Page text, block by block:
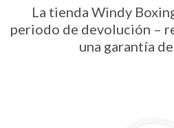
La tienda Windy
periodo de devolución –
una garantía